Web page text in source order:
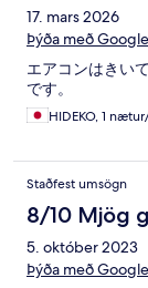
17. mars 2026
Þýða með Google
エアコンはきい
です。
HIDEKO, 1
Staðfest umsögn
8/10 Mjög
5. október 2023
Þýða með Google